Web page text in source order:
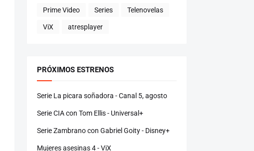
Prime Video Series Telenovelas
ViX atresplayer
PRÓXIMOS ESTRENOS
Serie La picara soñadora - Canal 5, agosto
Serie CIA con Tom Ellis - Universal+
Serie Zambrano con Gabriel Goity - Disney+
Mujeres asesinas 4 - ViX